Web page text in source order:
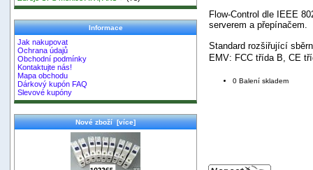
Informace
Jak nakupovat
Ochrana údajů
Obchodní podmínky
Kontaktujte nás!
Mapa obchodu
Dárkový kupón FAQ
Slevové kupóny
Nové zboží [více]
Flow-Control dle IEEE
serverem a přepínačem.
Standard rozšiřující
EMV: FCC třída B, CE
0 Balení skladem